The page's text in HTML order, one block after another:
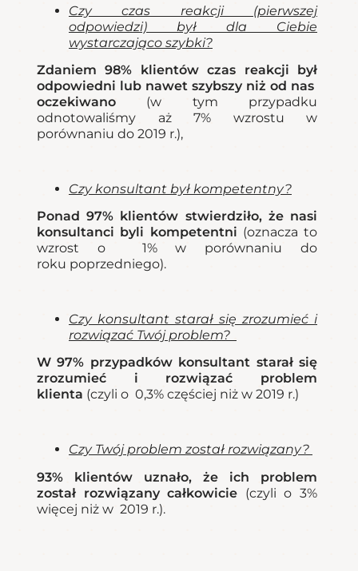
Czy czas reakcji (pierwszej
odpowiedzi) był dla Ciebie
wystarczająco szybki?
Zdaniem 98% klientów czas reakcji
był
odpowiedni lub nawet szybszy niż od nas
oczekiwano (w tym przypadku
odnotowaliśmy aż 7% wzrostu w
porównaniu do 2019 r.),
Czy konsultant był kompetentny?
Ponad 97% klientów stwierdziło, że nasi
konsultanci byli kompetentni (oznacza to
wzrost o 1% w porównaniu do
roku poprzedniego).
Czy konsultant starał się zrozumieć i
rozwiązać Twój problem?
W97% przypadków konsultant starał się
zrozumieć i rozwiązać problem
klienta (czyli o 0,3% częściej niż w 2019 r.)
Czy Twój problem został rozwiązany?
93% klientów uznało, że ich problem
został rozwiązany całkowicie (czyli o 3%
więcej niż w 2019 r.).